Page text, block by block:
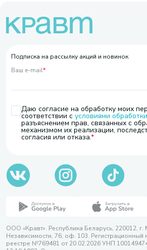
Подписка на рассылку акций и новинок
Ваш e-mail*
Даю согласие на обработку моих
соответствии с условиями обработки
разъяснением прав, связанных с
механизмом их реализации,
согласия или отказа.
ООО «Кравт». Республика Беларусь, 220012, г.
Независимости, 76, оф. 103.
реестре №769481 от 20.02.2026 УНП